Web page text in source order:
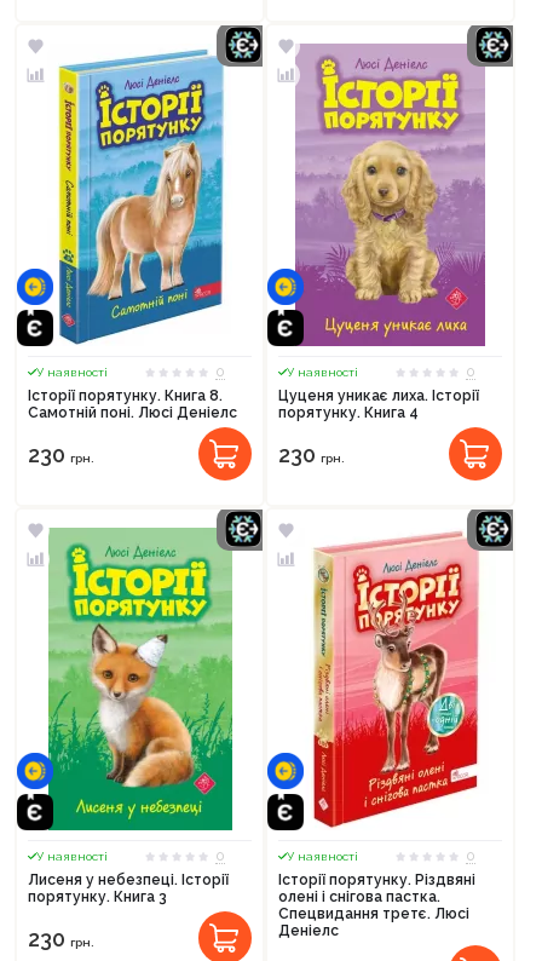
У наявності
0
Історії порятунку. Книга 8.
Самотній поні. Люсі Деніелс
230 грн.
У наявності
0
Цуценя уникає лиха. Історії
порятунку. Книга 4
230 грн.
У наявності
0
Лисеня у небезпеці. Історії
порятунку. Книга 3
230 грн.
У наявності
0
Історії порятунку. Різдвяні
олені і снігова пастка.
Спецвидання третє. Люсі
Деніелс